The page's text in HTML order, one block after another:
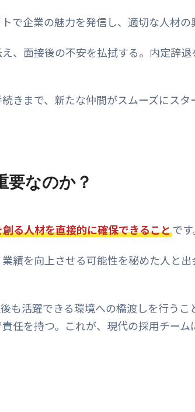
で企業の魅力を発信し、適切な人材の
、面接後の不安を払拭する。内定辞
きまで、新たな仲間がスムーズにス
要なのか？
る人材を直接的に確保できることです
績を向上させる可能性を秘めた人と出
も活躍できる環境への橋渡しを行うこ
任を持つ。これが、現代の採用チーム